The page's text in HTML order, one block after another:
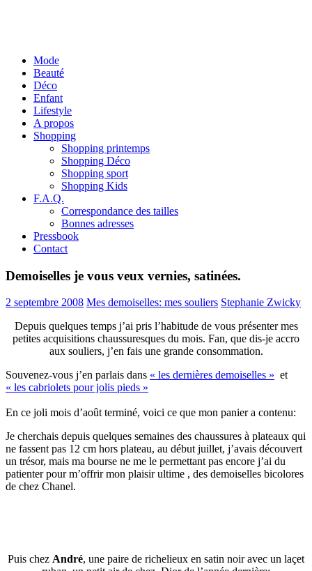
Mode
Beauté
Déco
Enfant
Lifestyle
A propos
Shopping
Shopping printemps
Shopping Déco
Shopping sport
Shopping Kids
F.A.Q.
Correspondance des tailles
Bonnes adresses
Pressbook
Contact
Demoiselles je vous veux vernies, satinées.
2 septembre 2008 Mes demoiselles: mes souliers Stephanie Zwicky
Depuis quelques temps j’ai pris l’habitude de vous présenter mes
petites acquisitions chaussuresques du mois. Fan, que dis-je accro
aux souliers, j’en fais une grande consommation.
Souvenez-vous j’en parlais dans « les dernières demoiselles » et
« les cabriolets pour jolis pieds »
En ce joli mois d’août terminé, voici ce que mon panier a contenu:
Je cherchais depuis quelques semaines des chaussures à plateaux qui
ne fassent pas 12 cm hors plateau, au début juillet, j’avais découvert
un trésor, mais ma bourse ne me le permettant pas encore j’ai du
patienter pour m’offrir mon plaisir ultime , des demoiselles bicolores
de chez Chanel.
Puis chez André, une paire de richelieux en satin noir avec un laçet